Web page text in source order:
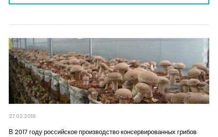
27.02.2018
В 2017 году российское производство консервированных грибов